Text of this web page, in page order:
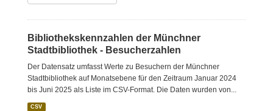
Bibliothekskennzahlen der Münchner
Stadtbibliothek - Besucherzahlen
Der Datensatz umfasst Werte zu Besuchern der Münchner
Stadtbibliothek auf Monatsebene für den Zeitraum Januar 2024
bis Juni 2025 als Liste im CSV-Format. Die Daten wurden von...
CSV